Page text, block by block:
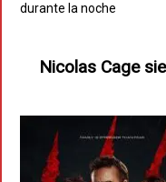
durante la noche
Nicolas Cage